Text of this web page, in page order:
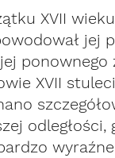
XVII
jej
ponownego
XVII